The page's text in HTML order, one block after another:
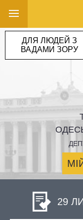
ДЛЯ ЛЮДЕЙ З
ВАДАМИ ЗОРУ
29